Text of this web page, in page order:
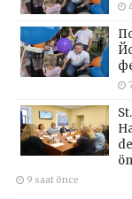
9 saat önce